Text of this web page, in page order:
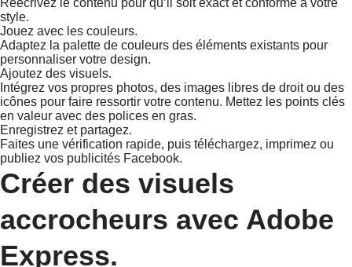
style.
Jouez avec les couleurs.
Adaptez la palette de couleurs des éléments existants pour
personnaliser votre design.
Ajoutez des visuels.
Intégrez vos propres photos, des images libres de droit ou des
icônes pour faire ressortir votre contenu. Mettez les points clés
en valeur avec des polices en gras.
Enregistrez et partagez.
Faites une vérification rapide, puis téléchargez, imprimez ou
publiez vos publicités Facebook.
Créer des visuels
accrocheurs avec Adobe
Express.